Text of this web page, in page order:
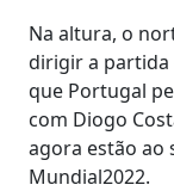
Na altura, o
dirigir a partida
que Portugal
com Diogo
agora estão ao
Mundial2022.